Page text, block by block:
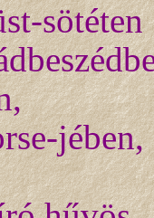
sötéten
jében,